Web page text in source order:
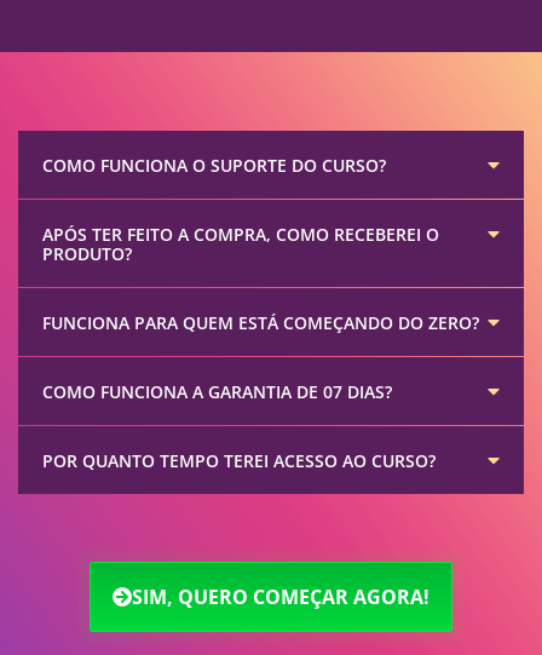
COMO FUNCIONA O SUPORTE DO CURSO?
APÓS TER FEITO A COMPRA, COMO RECEBEREI O
PRODUTO?
FUNCIONA PARA QUEM ESTÁ COMEÇANDO DO ZERO?
COMO FUNCIONA A GARANTIA DE 07 DIAS?
POR QUANTO TEMPO TEREI ACESSO AO CURSO?
SIM, QUERO COMEÇAR AGORA!